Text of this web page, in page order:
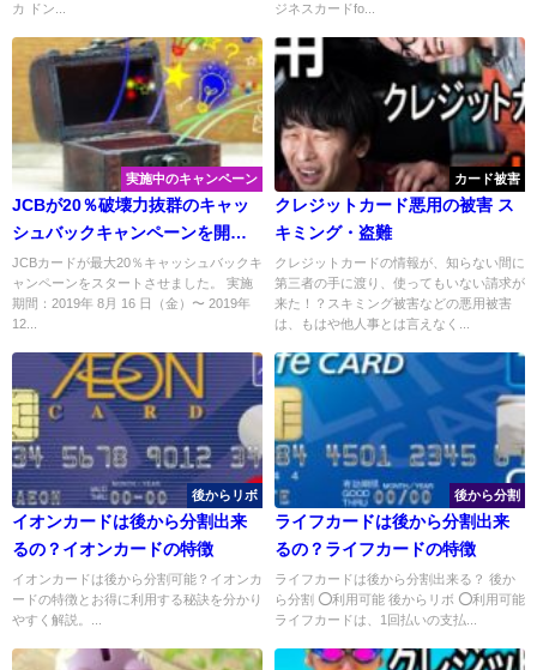
カ ドン...
ジネスカードfo...
実施中のキャンペーン
JCBが20％破壊力抜群のキャッ
シュバックキャンペーンを開
始！どうすれば対象になるの？
JCBカードが最大20％キャッシュバックキ
ャンペーンをスタートさせました。 実施
期間：2019年 8月 16 日（金）〜 2019年
12...
カード被害
クレジットカード悪用の被害 ス
キミング・盗難
クレジットカードの情報が、知らない間に
第三者の手に渡り、使ってもいない請求が
来た！？スキミング被害などの悪用被害
は、もはや他人事とは言えなく...
後からリボ
イオンカードは後から分割出来
るの？イオンカードの特徴
イオンカードは後から分割可能？イオンカ
ードの特徴とお得に利用する秘訣を分かり
やすく解説。...
後から分割
ライフカードは後から分割出来
るの？ライフカードの特徴
ライフカードは後から分割出来る？ 後か
ら分割 ⭕利用可能 後からリボ ⭕利用可能
ライフカードは、1回払いの支払...